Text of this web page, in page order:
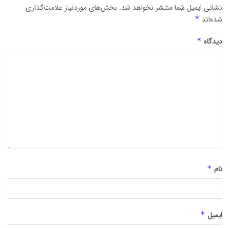
نشانی ایمیل شما منتشر نخواهد شد. بخش‌های موردنیاز علامت‌گذاری
شده‌اند *
دیدگاه *
نام *
ایمیل *